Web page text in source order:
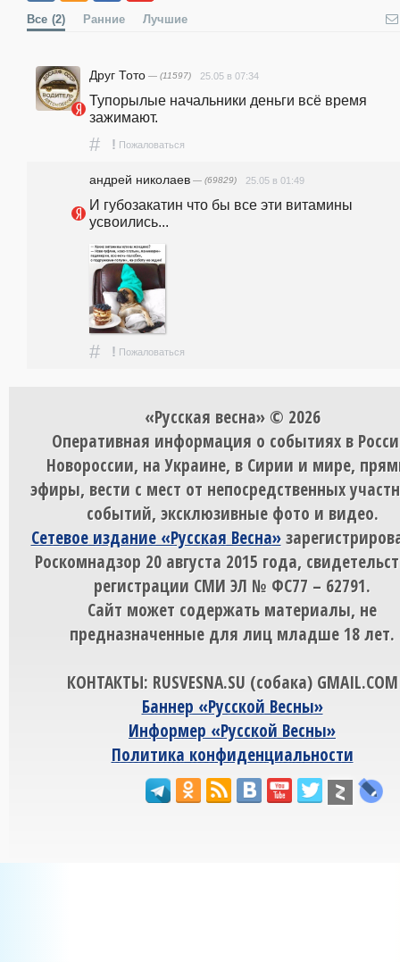
Все (2) Ранние Лучшие
Друг Тото — (11597) 25.05 в 07:34
Тупорылые начальники деньги всё время
зажимают.
# ! Пожаловаться
андpeй николаев — (69829) 25.05 в 01:49
И губозакатин что бы все эти витамины
усвоились...
# ! Пожаловаться
«Русская весна» © 2026
Оперативная информация о событиях в
Новороссии, на Украине, в Сирии и мире,
эфиры, вести с мест от непосредственных
событий, эксклюзивные фото и видео.
Сетевое издание «Русская Весна»
Роскомнадзор 20 августа 2015 года,
регистрации СМИ ЭЛ № ФС77 – 62791.
Сайт может содержать материалы, не
предназначенные для лиц младше 18 лет.
КОНТАКТЫ: RUSVESNA.SU (собака) GMAIL.COM
Баннер «Русской Весны»
Информер «Русской Весны»
Политика конфиденциальности